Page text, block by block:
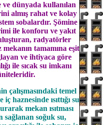
ve dünyada kullanılan
almış rahat ve kolay
sobalardır. Şömine
ile konforu ve yakıt
radyatörler
mekanın tamamına eşit
ve ihtiyaca göre
ile sıcak su imkanı
çalışmasındaki temel
haznesinde ısıttığı su
mekan ısıtması
sağlanan soğuk su,